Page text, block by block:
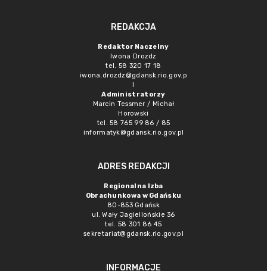
REDAKCJA
Redaktor Naczelny
Iwona Drozdz
tel. 58 320 17 18
iwona.drozdz@gdansk.rio.gov.p
l
Administratorzy
Marcin Tessmer / Michał
Horowski
tel. 58 765 99 86 / 85
informatyk@gdansk.rio.gov.pl
ADRES REDAKCJI
Regionalna Izba
Obrachunkowa w Gdańsku
80-853 Gdańsk
ul. Wały Jagiellońskie 36
tel. 58 301 86 45
sekretariat@gdansk.rio.gov.pl
INFORMACJE